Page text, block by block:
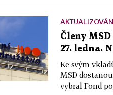
Členy
27. ledna.
Ke svým
MSD
vybral Fond